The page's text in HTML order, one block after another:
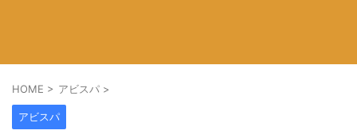
HOME > アビスパ >
アビスパ